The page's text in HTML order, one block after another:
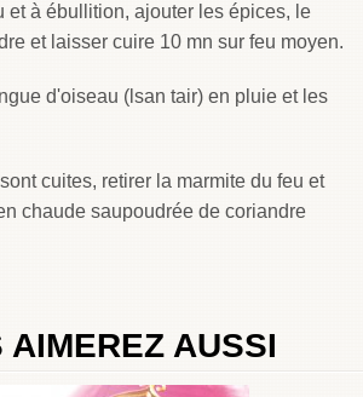
et à ébullition, ajouter les épices, le
et laisser cuire 10 mn sur feu moyen.
d'oiseau (lsan tair) en pluie et les
cuites, retirer la marmite du feu et
chaude saupoudrée de coriandre
AIMEREZ AUSSI